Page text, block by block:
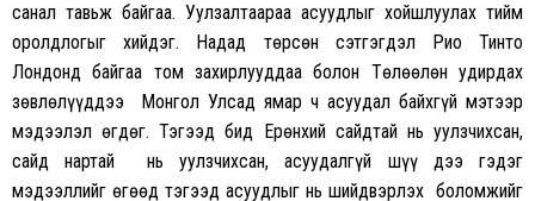
санал тавьж байгаа. Уулзалтаараа асуудлыг хойшлуулах тийм
оролдлогыг хийдэг. Надад төрсөн сэтгэгдэл Рио Тинто
Лондонд байгаа том захирлууддаа болон Төлөөлөн удирдах
зөвлөлүүддээ Монгол Улсад ямар ч асуудал байхгүй мэтээр
мэдээлэл өгдөг. Тэгээд бид Ерөнхий сайдтай нь уулзчихсан,
сайд нартай нь уулзчихсан, асуудалгүй шүү дээ гэдэг
мэдээллийг өгөөд тэгээд асуудлыг нь шийдвэрлэх боломжийг